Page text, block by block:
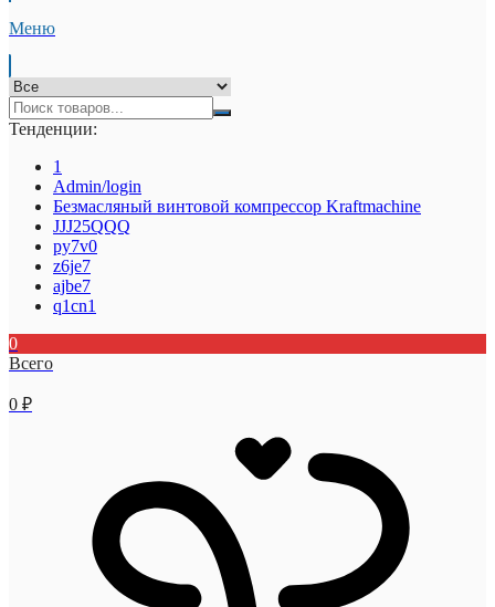
Меню
Тенденции:
1
Admin/login
Безмасляный винтовой компрессор Kraftmaсhine
JJJ25QQQ
py7v0
z6je7
ajbe7
q1cn1
0
Всего
0 ₽